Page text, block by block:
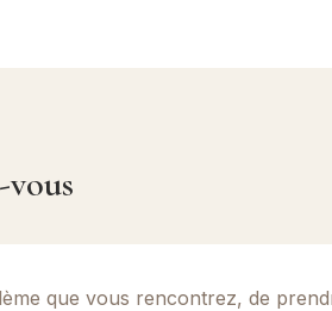
que vous rencontrez, de